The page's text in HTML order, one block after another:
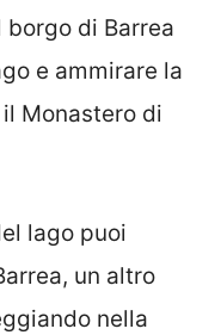
di Barrea
e ammirare la
Monastero di
lago puoi
un altro
nella